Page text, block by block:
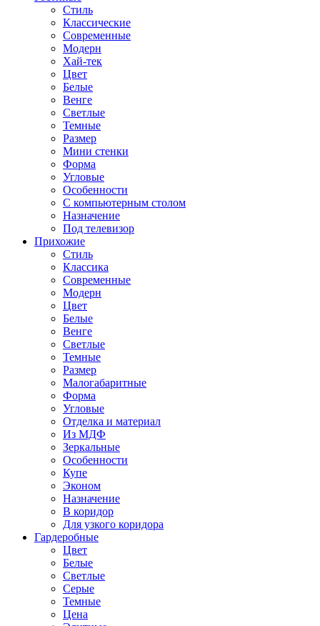
Стиль
Классические
Современные
Модерн
Хай-тек
Цвет
Белые
Венге
Светлые
Темные
Размер
Мини стенки
Форма
Угловые
Особенности
С компьютерным столом
Назначение
Под телевизор
Прихожие
Стиль
Классика
Современные
Модерн
Цвет
Белые
Венге
Светлые
Темные
Размер
Малогабаритные
Форма
Угловые
Отделка и материал
Из МДФ
Зеркальные
Особенности
Купе
Эконом
Назначение
В коридор
Для узкого коридора
Гардеробные
Цвет
Белые
Светлые
Серые
Темные
Цена